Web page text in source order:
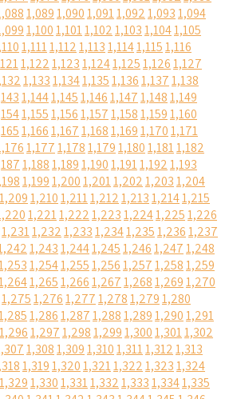
1,0891,0901,0911,0921,0931,094
1,1001,1011,1021,1031,1041,105
1,1111,1121,1131,1141,1151,116
1,1221,1231,1241,1251,1261,127
1,1331,1341,1351,1361,1371,138
1,1441,1451,1461,1471,1481,149
1,1551,1561,1571,1581,1591,160
1,1661,1671,1681,1691,1701,171
1,1771,1781,1791,1801,1811,182
1,1881,1891,1901,1911,1921,193
1,1991,2001,2011,2021,2031,204
1,2091,2101,2111,2121,2131,2141,215
1,2211,2221,2231,2241,2251,226
1,2311,2321,2331,2341,2351,2361,237
1,2431,2441,2451,2461,2471,248
1,2541,2551,2561,2571,2581,259
1,2651,2661,2671,2681,2691,270
1,2751,2761,2771,2781,2791,280
1,2861,2871,2881,2891,2901,291
1,2961,2971,2981,2991,3001,3011,302
1,3081,3091,3101,3111,3121,313
1,3191,3201,3211,3221,3231,324
1,3291,3301,3311,3321,3331,3341,335